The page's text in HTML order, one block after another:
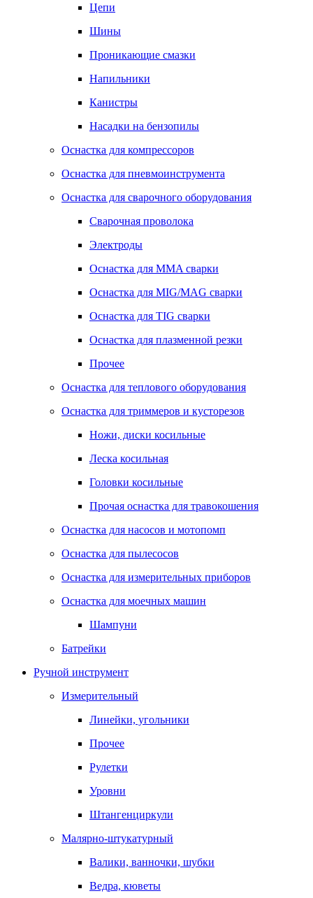
Цепи
Шины
Проникающие смазки
Напильники
Канистры
Насадки на бензопилы
Оснастка для компрессоров
Оснастка для пневмоинструмента
Оснастка для сварочного оборудования
Сварочная проволока
Электроды
Оснастка для MMA сварки
Оснастка для MIG/MAG сварки
Оснастка для TIG сварки
Оснастка для плазменной резки
Прочее
Оснастка для теплового оборудования
Оснастка для триммеров и кусторезов
Ножи, диски косильные
Леска косильная
Головки косильные
Прочая оснастка для травокошения
Оснастка для насосов и мотопомп
Оснастка для пылесосов
Оснастка для измерительных приборов
Оснастка для моечных машин
Шампуни
Батрейки
Ручной инструмент
Измерительный
Линейки, угольники
Прочее
Рулетки
Уровни
Штангенциркули
Малярно-штукатурный
Валики, ванночки, шубки
Ведра, кюветы